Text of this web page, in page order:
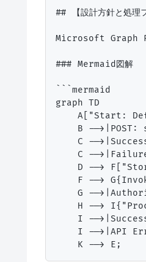
## 【設計方針と処理
Microsoft Graph
### Mermaid図解
```mermaid
graph TD
A["Start:
B -->|POST:
C --
C --
D -->
F -->
G --
H -->
I --
I -->|API